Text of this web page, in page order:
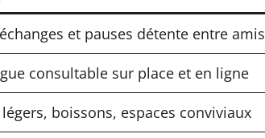
et pauses détente entre amis
consultable sur place et en ligne
légers, boissons, espaces conviviaux